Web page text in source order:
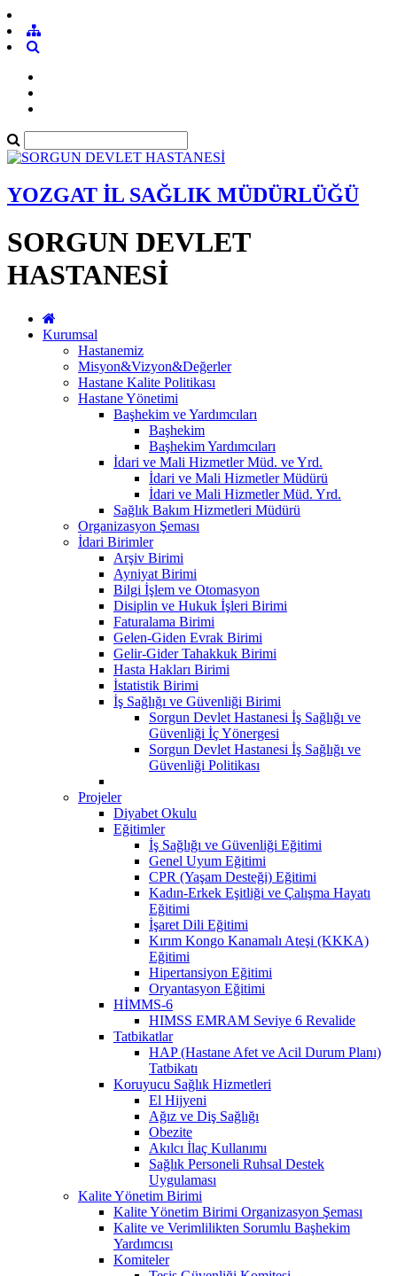
YOZGAT İL SAĞLIK MÜDÜRLÜĞÜ
SORGUN DEVLET
HASTANESİ
Kurumsal
Hastanemiz
Misyon&Vizyon&Değerler
Hastane Kalite Politikası
Hastane Yönetimi
Başhekim ve Yardımcıları
Başhekim
Başhekim Yardımcıları
İdari ve Mali Hizmetler Müd. ve Yrd.
İdari ve Mali Hizmetler Müdürü
İdari ve Mali Hizmetler Müd. Yrd.
Sağlık Bakım Hizmetleri Müdürü
Organizasyon Şeması
İdari Birimler
Arşiv Birimi
Ayniyat Birimi
Bilgi İşlem ve Otomasyon
Disiplin ve Hukuk İşleri Birimi
Faturalama Birimi
Gelen-Giden Evrak Birimi
Gelir-Gider Tahakkuk Birimi
Hasta Hakları Birimi
İstatistik Birimi
İş Sağlığı ve Güvenliği Birimi
Sorgun Devlet Hastanesi İş Sağlığı ve
Güvenliği İç Yönergesi
Sorgun Devlet Hastanesi İş Sağlığı ve
Güvenliği Politikası
Projeler
Diyabet Okulu
Eğitimler
İş Sağlığı ve Güvenliği Eğitimi
Genel Uyum Eğitimi
CPR (Yaşam Desteği) Eğitimi
Kadın-Erkek Eşitliği ve Çalışma Hayatı
Eğitimi
İşaret Dili Eğitimi
Kırım Kongo Kanamalı Ateşi (KKKA)
Eğitimi
Hipertansiyon Eğitimi
Oryantasyon Eğitimi
HİMMS-6
HIMSS EMRAM Seviye 6 Revalide
Tatbikatlar
HAP (Hastane Afet ve Acil Durum Planı)
Tatbikatı
Koruyucu Sağlık Hizmetleri
El Hijyeni
Ağız ve Diş Sağlığı
Obezite
Akılcı İlaç Kullanımı
Sağlık Personeli Ruhsal Destek
Uygulaması
Kalite Yönetim Birimi
Kalite Yönetim Birimi Organizasyon Şeması
Kalite ve Verimlilikten Sorumlu Başhekim
Yardımcısı
Komiteler